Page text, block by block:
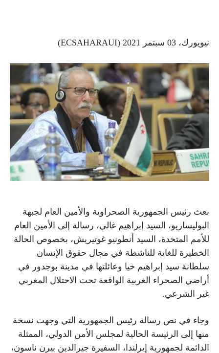
نيويورك، 03 سبتمر 2021 (ECSAHARAUI)
بعث رئيس الجمهورية الصحراوية والأمين العام لجبهة
البوليساريو، السيد إبراهيم غالي، رسالة إلى الأمين العام
للأمم المتحدة، السيد أنطونيو غوتيريش، بخصوص الحالة
الخطيرة للغاية للناشطة في مجال حقوق الإنسان
سلطانة سيد إبراهيم خيا وعائلتها في مدينة بوجدور في
أراضي الصحراء الغربية الواقعة تحت الاحتلال المغربي
غير الشرعي.
وجاء في نص رسالة رئيس الجمهورية التي وجهت نسخة
منها إلى الرئيسة الحالية لمجلس الأمن الدولي، الممثلة
الدائمة لجمهورية إيرلندا، السفيرة جيرالدين بيرن ناسون،